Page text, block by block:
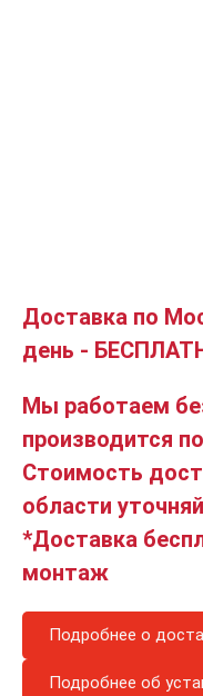
Доставка по
день -
Мы работаем
производится
Стоимость
области
*Доставка
монтаж
Подробнее о
Подробнее об